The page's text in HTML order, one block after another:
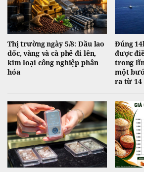
Thị trường ngày 5/8: Dầu lao
dốc, vàng và cà phê đi lên,
kim loại công nghiệp phân
hóa
Đúng
được
trong
một
ra từ